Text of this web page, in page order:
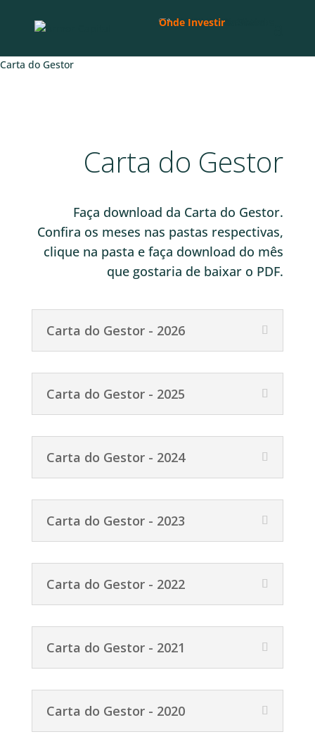
Institucional
Quem Somos
Nossa Equipe
Conselho Consultivo
Fundos
Armor Axe
Armor Sword
Armor Prev
Rentabilidade
Materiais Informativos
Na Mídia
Carta do Gestor
Histórico de Cartas
Carta do Mês
Lâminas
Histórico de Lâminas
Lâmina do Mês Axe
Lâmina do Mês Prev
Lâmina do Mês Sword
Cadastre-se
Compliance
Onde Investir
Carta do Gestor
Carta do Gestor
Faça download da Carta do Gestor.
Confira os meses nas pastas respectivas,
clique na pasta e faça download do mês
que gostaria de baixar o PDF.
Carta do Gestor - 2026
Carta do Gestor - 2025
Carta do Gestor - 2024
Carta do Gestor - 2023
Carta do Gestor - 2022
Carta do Gestor - 2021
Carta do Gestor - 2020